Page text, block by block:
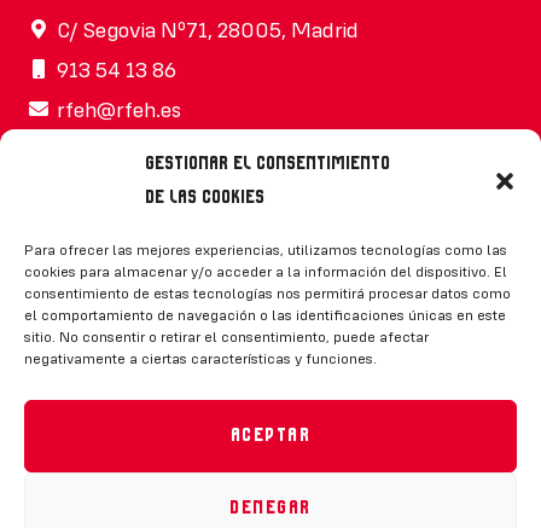
Gestionar el consentimiento
de las cookies
Para ofrecer las mejores experiencias, utilizamos tecnologías como las
cookies para almacenar y/o acceder a la información del dispositivo. El
consentimiento de estas tecnologías nos permitirá procesar datos como
el comportamiento de navegación o las identificaciones únicas en este
sitio. No consentir o retirar el consentimiento, puede afectar
negativamente a ciertas características y funciones.
Aceptar
Denegar
C/ Segovia Nº71, 28005, Madrid
913 54 13 86
rfeh@rfeh.es
Síguenos